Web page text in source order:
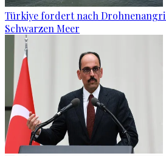
Türkiye fordert nach
Schwarzen Meer